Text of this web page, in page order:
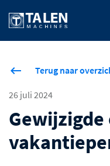
Terug naar
26 juli 2024